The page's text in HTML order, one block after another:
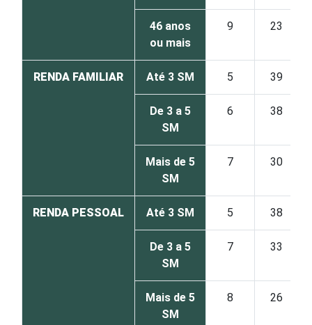
46 anos
ou mais
9 23
RENDA FAMILIAR Até 3 SM 5 39
De 3 a 5
SM
6 38
Mais de 5
SM
7 30
RENDA PESSOAL Até 3 SM 5 38
De 3 a 5
SM
7 33
Mais de 5
SM
8 26